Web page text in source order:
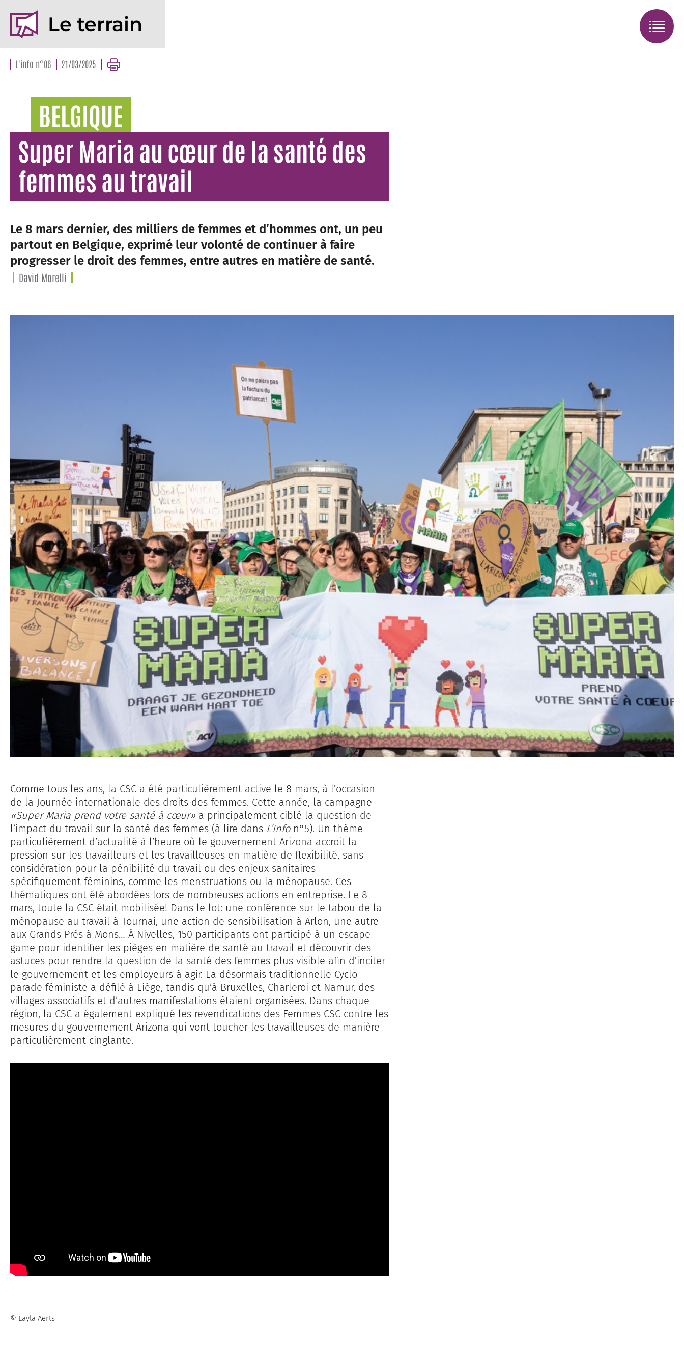
Le terrain
L'info n°06 21/03/2025
BELGIQUE
Super Maria au cœur de la santé des
femmes au travail
Le 8 mars dernier, des milliers de femmes et d’hommes ont, un peu
partout en Belgique, exprimé leur volonté de continuer à faire
progresser le droit des femmes, entre autres en matière de santé.
David Morelli
Comme tous les ans, la CSC a été particulièrement active le 8 mars, à l’occasion
de la Journée internationale des droits des femmes. Cette année, la campagne
«Super Maria prend votre santé à cœur» a principalement ciblé la question de
l’impact du travail sur la santé des femmes (à lire dans L’Info n°5). Un thème
particulièrement d’actualité à l’heure où le gouvernement Arizona accroit la
pression sur les travailleurs et les travailleuses en matière de flexibilité, sans
considération pour la pénibilité du travail ou des enjeux sanitaires
spécifiquement féminins, comme les menstruations ou la ménopause. Ces
thématiques ont été abordées lors de nombreuses actions en entreprise. Le 8
mars, toute la CSC était mobilisée! Dans le lot: une conférence sur le tabou de la
ménopause au travail à Tournai, une action de sensibilisation à Arlon, une autre
aux Grands Prés à Mons… À Nivelles, 150 participants ont participé à un escape
game pour identifier les pièges en matière de santé au travail et découvrir des
astuces pour rendre la question de la santé des femmes plus visible afin d’inciter
le gouvernement et les employeurs à agir. La désormais traditionnelle Cyclo
parade féministe a défilé à Liège, tandis qu’à Bruxelles, Charleroi et Namur, des
villages associatifs et d’autres manifestations étaient organisées. Dans chaque
région, la CSC a également expliqué les revendications des Femmes CSC contre les
mesures du gouvernement Arizona qui vont toucher les travailleuses de manière
particulièrement cinglante.
© Layla Aerts